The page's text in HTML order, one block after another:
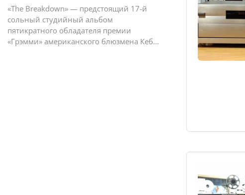
«The Breakdown» — предстоящий 17-й
сольный студийный альбом
пятикратного обладателя премии
«Грэмми» американского блюзмена Кеба